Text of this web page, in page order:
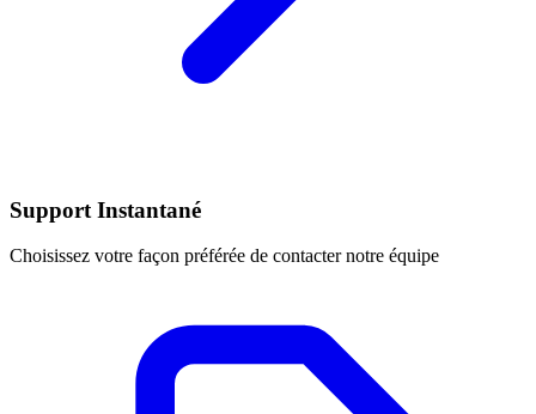
Support Instantané
Choisissez votre façon préférée de contacter notre équipe